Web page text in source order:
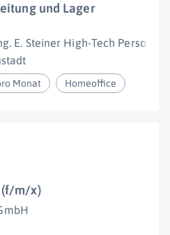
und Lager
E. Steiner High-Tech
Monat Homeoffice
(f/m/x)